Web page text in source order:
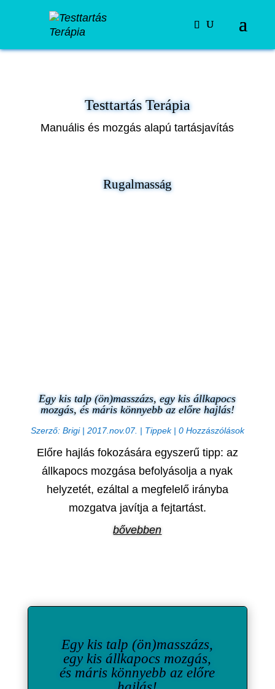
Testtartás Terápia
Manuális és mozgás alapú tartásjavítás
Rugalmasság
Egy kis talp (ön)masszázs, egy kis állkapocs
mozgás, és máris könnyebb az előre hajlás!
Szerző: Brigi| 2017.nov.07. | Tippek| 0 Hozzászólások
Előre hajlás fokozására egyszerű tipp: az
állkapocs mozgása befolyásolja a nyak
helyzetét, ezáltal a megfelelő irányba
mozgatva javítja a fejtartást.
bővebben
Egy kis talp (ön)masszázs,
egy kis állkapocs mozgás,
és máris könnyebb az előre